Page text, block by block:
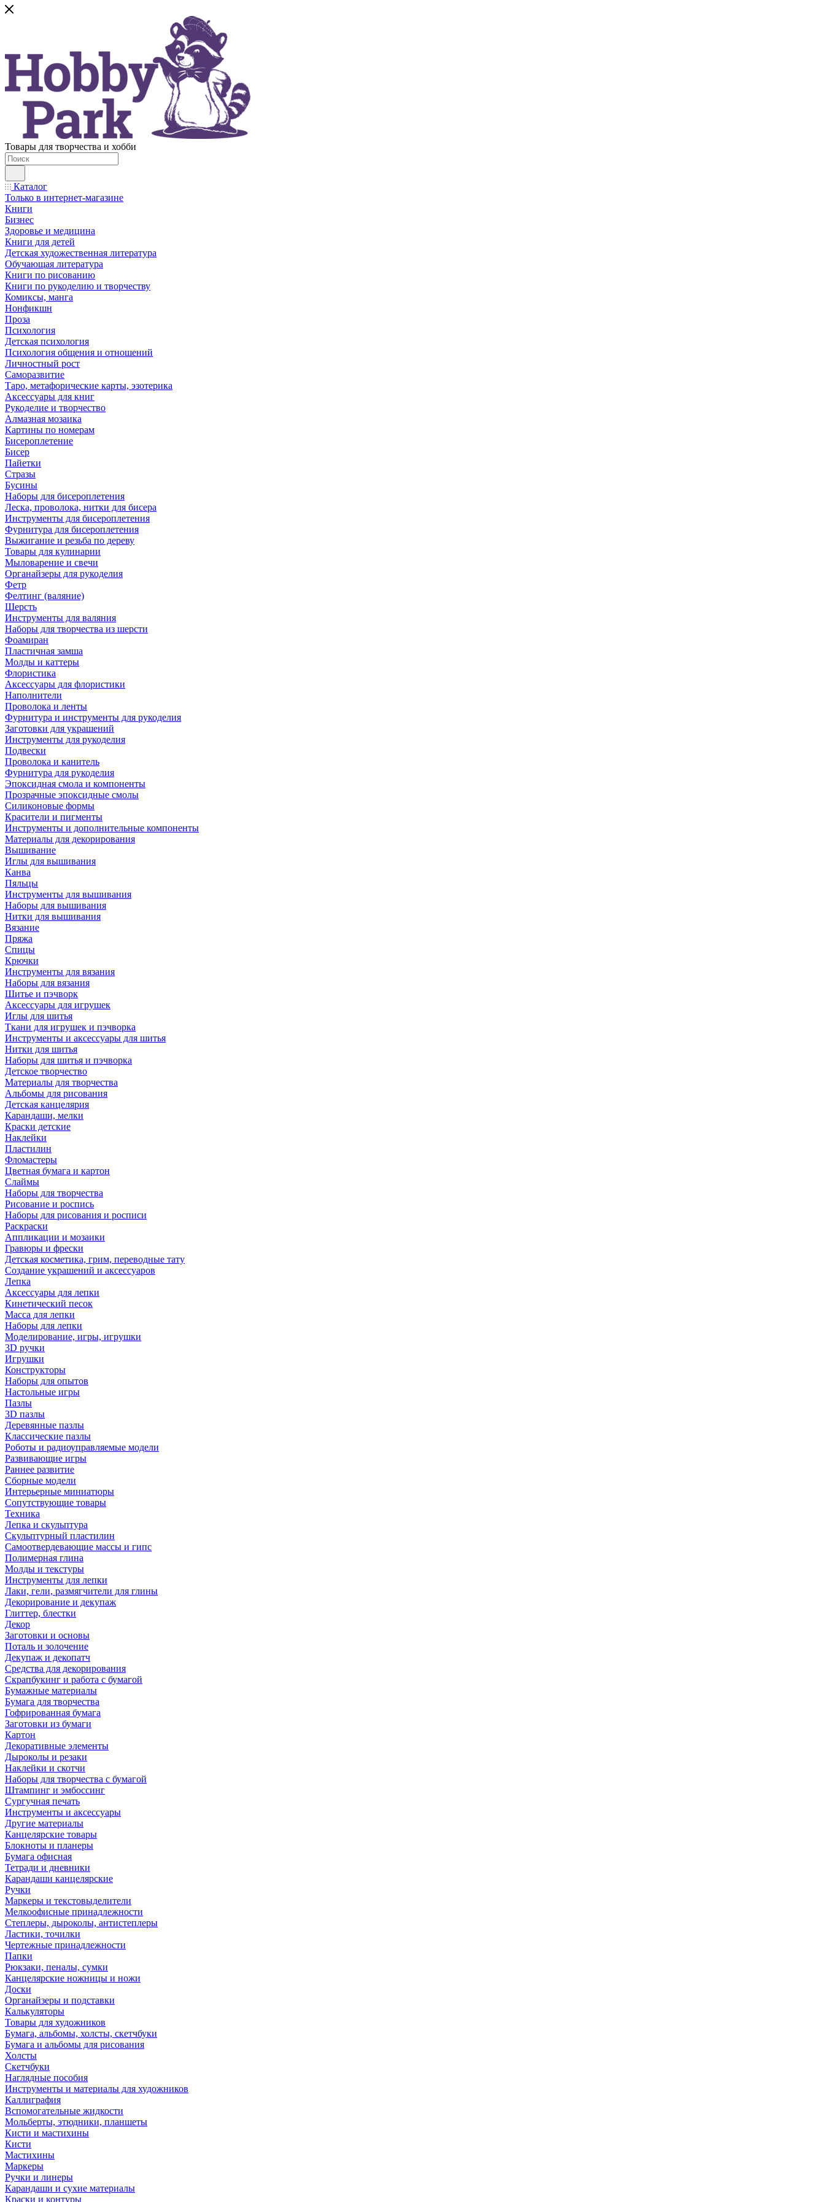
Товары для творчества и хобби
Каталог
Только в интернет-магазине
Книги
Бизнес
Здоровье и медицина
Книги для детей
Детская художественная литература
Обучающая литература
Книги по рисованию
Книги по рукоделию и творчеству
Комиксы, манга
Нонфикшн
Проза
Психология
Детская психология
Психология общения и отношений
Личностный рост
Саморазвитие
Таро, метафорические карты, эзотерика
Аксессуары для книг
Рукоделие и творчество
Алмазная мозаика
Картины по номерам
Бисероплетение
Бисер
Пайетки
Стразы
Бусины
Наборы для бисероплетения
Леска, проволока, нитки для бисера
Инструменты для бисероплетения
Фурнитура для бисероплетения
Выжигание и резьба по дереву
Товары для кулинарии
Мыловарение и свечи
Органайзеры для рукоделия
Фетр
Фелтинг (валяние)
Шерсть
Инструменты для валяния
Наборы для творчества из шерсти
Фоамиран
Пластичная замша
Молды и каттеры
Флористика
Аксессуары для флористики
Наполнители
Проволока и ленты
Фурнитура и инструменты для рукоделия
Заготовки для украшений
Инструменты для рукоделия
Подвески
Проволока и канитель
Фурнитура для рукоделия
Эпоксидная смола и компоненты
Прозрачные эпоксидные смолы
Силиконовые формы
Красители и пигменты
Инструменты и дополнительные компоненты
Материалы для декорирования
Вышивание
Иглы для вышивания
Канва
Пяльцы
Инструменты для вышивания
Наборы для вышивания
Нитки для вышивания
Вязание
Пряжа
Спицы
Крючки
Инструменты для вязания
Наборы для вязания
Шитье и пэчворк
Аксессуары для игрушек
Иглы для шитья
Ткани для игрушек и пэчворка
Инструменты и аксессуары для шитья
Нитки для шитья
Наборы для шитья и пэчворка
Детское творчество
Материалы для творчества
Альбомы для рисования
Детская канцелярия
Карандаши, мелки
Краски детские
Наклейки
Пластилин
Фломастеры
Цветная бумага и картон
Слаймы
Наборы для творчества
Рисование и роспись
Наборы для рисования и росписи
Раскраски
Аппликации и мозаики
Гравюры и фрески
Детская косметика, грим, переводные тату
Создание украшений и аксессуаров
Лепка
Аксессуары для лепки
Кинетический песок
Масса для лепки
Наборы для лепки
Моделирование, игры, игрушки
3D ручки
Игрушки
Конструкторы
Наборы для опытов
Настольные игры
Пазлы
3D пазлы
Деревянные пазлы
Классические пазлы
Роботы и радиоуправляемые модели
Развивающие игры
Раннее развитие
Сборные модели
Интерьерные миниатюры
Сопутствующие товары
Техника
Лепка и скульптура
Скульптурный пластилин
Самоотвердевающие массы и гипс
Полимерная глина
Молды и текстуры
Инструменты для лепки
Лаки, гели, размягчители для глины
Декорирование и декупаж
Глиттер, блестки
Декор
Заготовки и основы
Поталь и золочение
Декупаж и декопатч
Средства для декорирования
Скрапбукинг и работа с бумагой
Бумажные материалы
Бумага для творчества
Гофрированная бумага
Заготовки из бумаги
Картон
Декоративные элементы
Дыроколы и резаки
Наклейки и скотчи
Наборы для творчества с бумагой
Штампинг и эмбоссинг
Сургучная печать
Инструменты и аксессуары
Другие материалы
Канцелярские товары
Блокноты и планеры
Бумага офисная
Тетради и дневники
Карандаши канцелярские
Ручки
Маркеры и текстовыделители
Мелкоофисные принадлежности
Степлеры, дыроколы, антистеплеры
Ластики, точилки
Чертежные принадлежности
Папки
Рюкзаки, пеналы, сумки
Канцелярские ножницы и ножи
Доски
Органайзеры и подставки
Калькуляторы
Товары для художников
Бумага, альбомы, холсты, скетчбуки
Бумага и альбомы для рисования
Холсты
Скетчбуки
Наглядные пособия
Инструменты и материалы для художников
Каллиграфия
Вспомогательные жидкости
Мольберты, этюдники, планшеты
Кисти и мастихины
Кисти
Мастихины
Маркеры
Ручки и линеры
Карандаши и сухие материалы
Краски и контуры